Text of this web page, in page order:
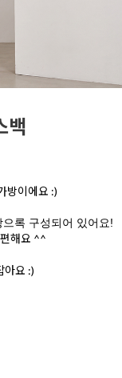
백
방이에요 :)
록 구성되어 있어요!
해요 ^^
아요 :)